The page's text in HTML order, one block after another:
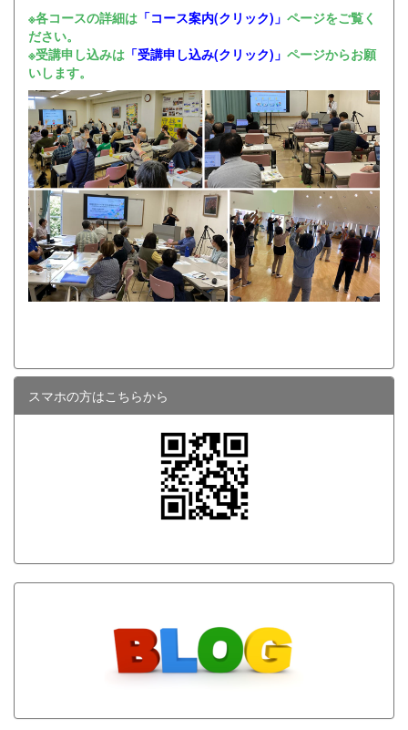
※各コースの詳細は 「コース案内(クリック)」 ページをご覧く
ださい。
※受講申し込みは 「受講申し込み(クリック)」 ページからお願
いします。
スマホの方はこちらから